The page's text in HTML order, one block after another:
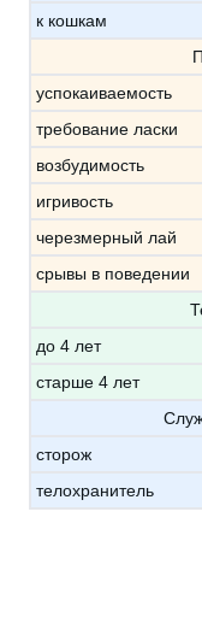
к кошкам
успокаиваемость
требование ласки
возбудимость
игривость
черезмерный лай
срывы в поведении
до 4 лет
старше 4 лет
сторож
телохранитель